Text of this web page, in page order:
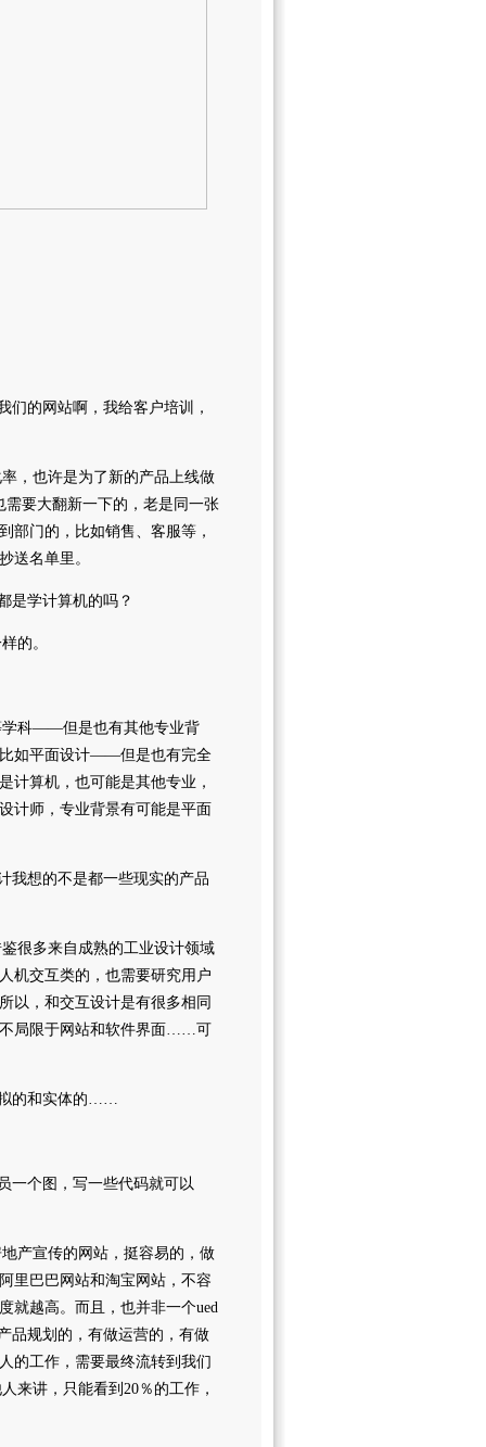
们的网站啊，我给客户培训，
，也许是为了新的产品上线做
要大翻新一下的，老是同一张
部门的，比如销售、客服等，
送名单里。
是学计算机的吗？
的。
学科——但是也有其他专业背
比如平面设计——但是也有完全
计算机，也可能是其他专业，
计师，专业背景有可能是平面
我想的不是都一些现实的产品
很多来自成熟的工业设计领域
机交互类的，也需要研究用户
以，和交互设计是有很多相同
不局限于网站和软件界面……可
拟的和实体的……
一个图，写一些代码就可以
产宣传的网站，挺容易的，做
里巴巴网站和淘宝网站，不容
就越高。而且，也并非一个ued
品规划的，有做运营的，有做
的工作，需要最终流转到我们
来讲，只能看到20％的工作，